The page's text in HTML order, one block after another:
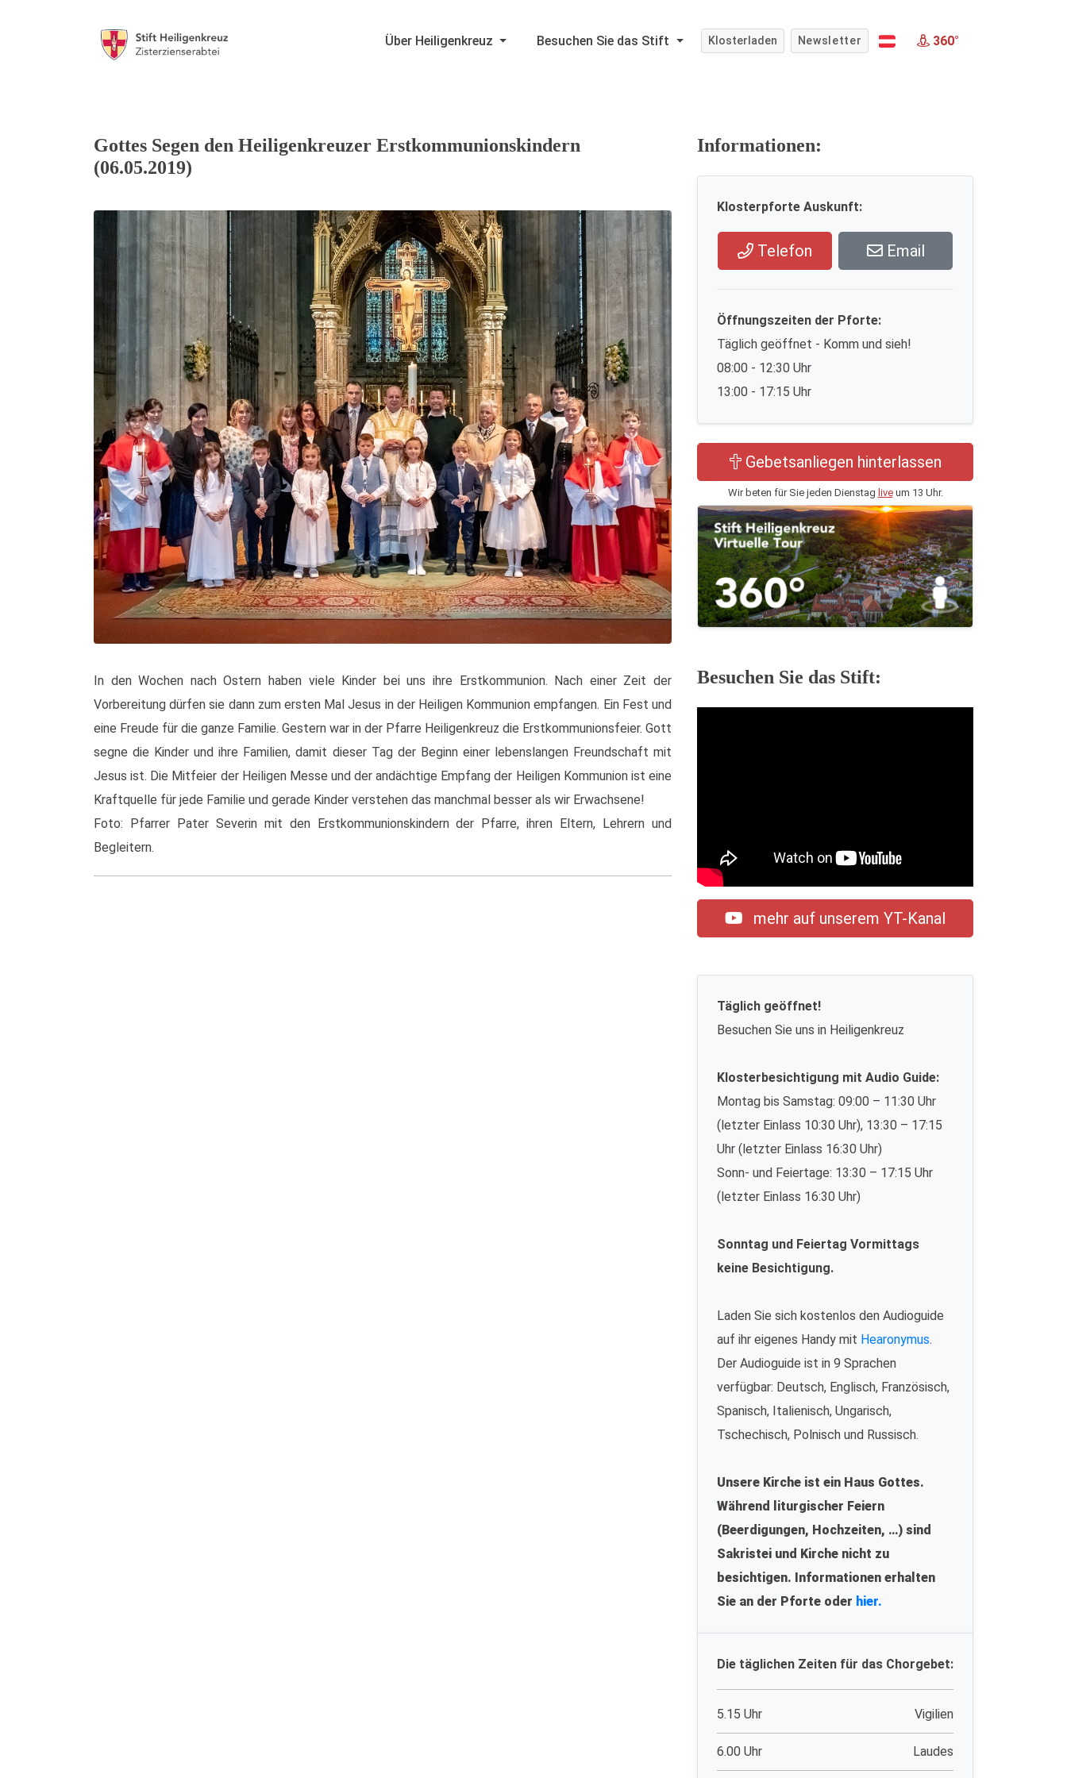
Über Heiligenkreuz Besuchen Sie das Stift Klosterladen Newsletter 360°
Gottes Segen den Heiligenkreuzer Erstkommunionskindern
(06.05.2019)
In den Wochen nach Ostern haben viele Kinder bei uns ihre Erstkommunion. Nach einer Zeit der
Vorbereitung dürfen sie dann zum ersten Mal Jesus in der Heiligen Kommunion empfangen. Ein Fest und
eine Freude für die ganze Familie. Gestern war in der Pfarre Heiligenkreuz die Erstkommunionsfeier. Gott
segne die Kinder und ihre Familien, damit dieser Tag der Beginn einer lebenslangen Freundschaft mit
Jesus ist. Die Mitfeier der Heiligen Messe und der andächtige Empfang der Heiligen Kommunion ist eine
Kraftquelle für jede Familie und gerade Kinder verstehen das manchmal besser als wir Erwachsene!
Foto: Pfarrer Pater Severin mit den Erstkommunionskindern der Pfarre, ihren Eltern, Lehrern und
Begleitern.
Informationen:
Klosterpforte Auskunft:
Telefon Email
Öffnungszeiten der Pforte:
Täglich geöffnet - Komm und sieh!
08:00 - 12:30 Uhr
13:00 - 17:15 Uhr
Gebetsanliegen hinterlassen
Wir beten für Sie jeden Dienstag liveum 13 Uhr.
Besuchen Sie das Stift:
mehr auf unserem YT-Kanal
Täglich geöffnet!
Besuchen Sie uns in Heiligenkreuz
Klosterbesichtigung mit Audio Guide:
Montag bis Samstag: 09:00 – 11:30 Uhr
(letzter Einlass 10:30 Uhr), 13:30 – 17:15
Uhr (letzter Einlass 16:30 Uhr)
Sonn- und Feiertage: 13:30 – 17:15 Uhr
(letzter Einlass 16:30 Uhr)
Sonntag und Feiertag Vormittags
keine Besichtigung.
Laden Sie sich kostenlos den Audioguide
auf ihr eigenes Handy mit Hearonymus.
Der Audioguide ist in 9 Sprachen
verfügbar: Deutsch, Englisch, Französisch,
Spanisch, Italienisch, Ungarisch,
Tschechisch, Polnisch und Russisch.
Unsere Kirche ist ein Haus Gottes.
Während liturgischer Feiern
(Beerdigungen, Hochzeiten, …) sind
Sakristei und Kirche nicht zu
besichtigen. Informationen erhalten
Sie an der Pforte oder hier.
Die täglichen Zeiten für das Chorgebet:
5.15 Uhr Vigilien
6.00 Uhr Laudes